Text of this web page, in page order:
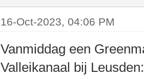
16-Oct-2023, 04:06 PM
Vanmiddag een
Valleikanaal bij Leusden: